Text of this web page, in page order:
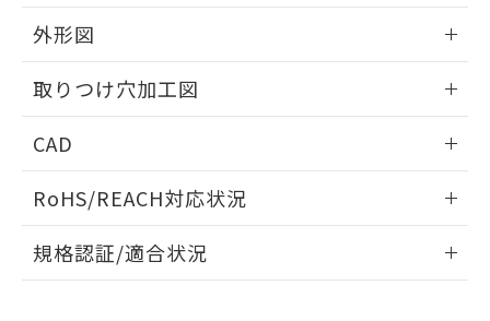
外形図
取りつけ穴加工図
CAD
ドすることができます。
ログイン/会員登録
RoHS/REACH対応状況
EU RoHS 注意事項・凡例
規格認証/適合状況
指します。
51物質の非含有証明書（当社基準）
※本証明書は発行日時点で非含有を証明す
るもので、過去に遡って非含有を証明する
ものではありません。
また、RoHS指令のフタル酸エステル類４
欄に対応日を記載しておりました。
既に当社にて対応品への在庫切替を完了
していることから、特段のことがない限
り、2022年1月12日より割愛しておりま
す。